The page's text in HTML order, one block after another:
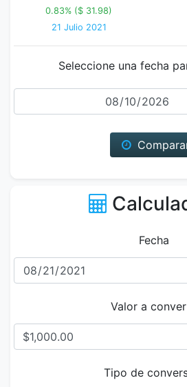
0.83% ($ 31.98)
21 Julio 2021
Seleccione una fecha
Fecha
Fecha
Valor a
Tipo de